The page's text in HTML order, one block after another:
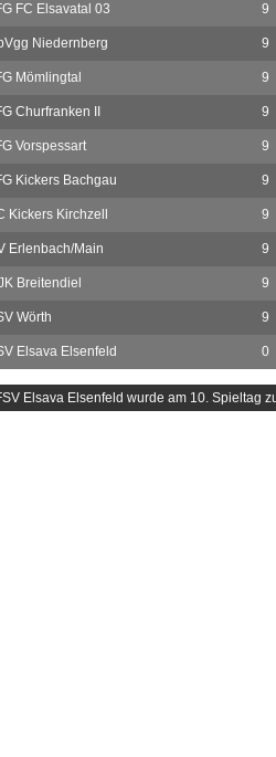
FC Elsavatal 03 9
Niedernberg 9
Mömlingtal 9
Churfranken II 9
Vorspessart 9
Kickers Bachgau 9
Kickers Kirchzell 9
Erlenbach/Main 9
Breitendiel 9
Wörth 9
Elsava Elsenfeld 0
Elsava Elsenfeld wurde am 10. Spieltag